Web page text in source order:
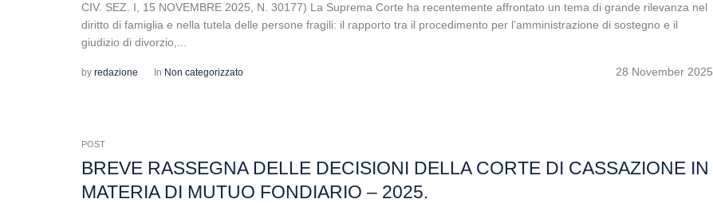
CIV. SEZ. I, 15 NOVEMBRE 2025, N. 30177) La Suprema Corte ha recentemente affrontato un tema di grande rilevanza nel
diritto di famiglia e nella tutela delle persone fragili: il rapporto tra il procedimento per l’amministrazione di sostegno e il
giudizio di divorzio,...
28 November 2025
by redazione In Non categorizzato
POST
BREVE RASSEGNA DELLE DECISIONI DELLA CORTE DI CASSAZIONE IN
MATERIA DI MUTUO FONDIARIO – 2025.